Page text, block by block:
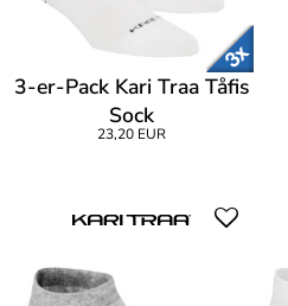
3-er-Pack Kari Traa Tåfis
Sock
23,20 EUR